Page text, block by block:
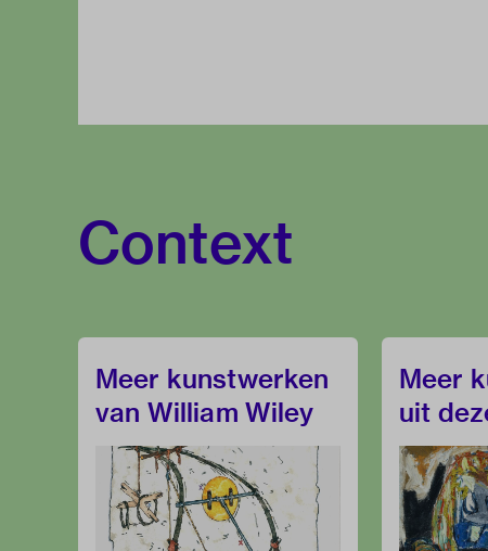
Context
Meer kunstwerken
van William Wiley
Meer
uit